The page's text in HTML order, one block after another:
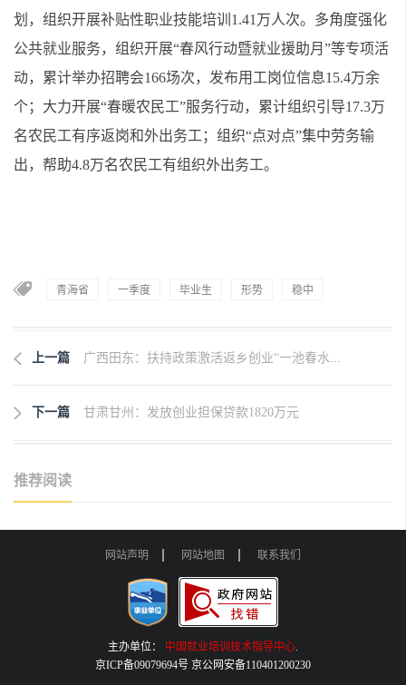
划，组织开展补贴性职业技能培训1.41万人次。多角度强化
公共就业服务，组织开展“春风行动暨就业援助月”等专项活
动，累计举办招聘会166场次，发布用工岗位信息15.4万余
个；大力开展“春暖农民工”服务行动，累计组织引导17.3万
名农民工有序返岗和外出务工；组织“点对点”集中劳务输
出，帮助4.8万名农民工有组织外出务工。
青海省 一季度 毕业生 形势 稳中
上一篇 广西田东：扶持政策激活返乡创业“一池春水...
下一篇 甘肃甘州：发放创业担保贷款1820万元
推荐阅读
网站声明 网站地图 联系我们
主办单位： 中国就业培训技术指导中心.
京ICP备09079694号 京公网安备110401200230